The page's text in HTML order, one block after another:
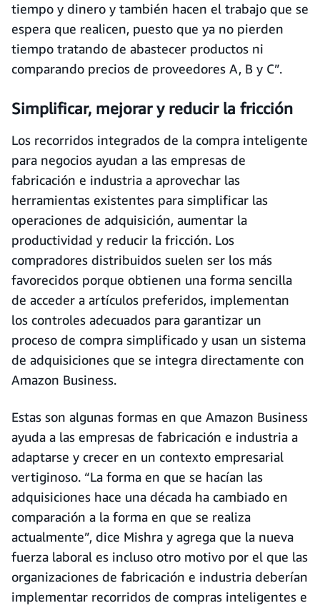
tiempo y dinero y también hacen el trabajo que se
espera que realicen, puesto que ya no pierden
tiempo tratando de abastecer productos ni
comparando precios de proveedores A, B y C”.
Simplificar, mejorar y reducir la fricción
Los recorridos integrados de la compra inteligente
para negocios ayudan a las empresas de
fabricación e industria a aprovechar las
herramientas existentes para simplificar las
operaciones de adquisición, aumentar la
productividad y reducir la fricción. Los
compradores distribuidos suelen ser los más
favorecidos porque obtienen una forma sencilla
de acceder a artículos preferidos, implementan
los controles adecuados para garantizar un
proceso de compra simplificado y usan un sistema
de adquisiciones que se integra directamente con
Amazon Business.
Estas son algunas formas en que Amazon Business
ayuda a las empresas de fabricación e industria a
adaptarse y crecer en un contexto empresarial
vertiginoso. “La forma en que se hacían las
adquisiciones hace una década ha cambiado en
comparación a la forma en que se realiza
actualmente”, dice Mishra y agrega que la nueva
fuerza laboral es incluso otro motivo por el que las
organizaciones de fabricación e industria deberían
implementar recorridos de compras inteligentes e